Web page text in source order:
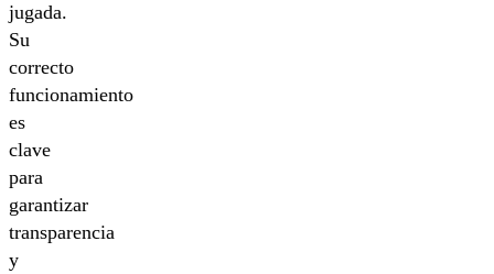
jugada.
Su
correcto
funcionamiento
es
clave
para
garantizar
transparencia
y